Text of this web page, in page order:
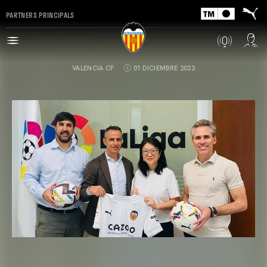
PARTNERS PRINCIPALS
VALENCIA CF 01 DICIEMBRE 2022